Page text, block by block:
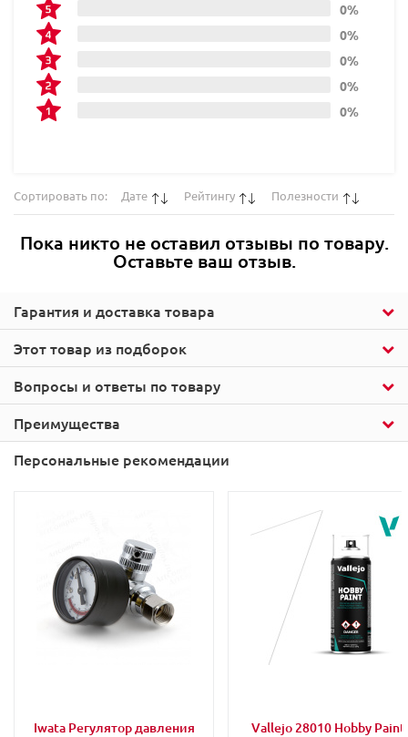
Этот товар из подборок
Гарантия и доставка товара
0%
0%
0%
0%
0%
Сортировать по: Дате Рейтингу Полезности
Пока никто не оставил отзывы по товару.
Оставьте ваш отзыв.
Вопросы и ответы по товару
Преимущества
Персональные рекомендации
Iwata Регулятор давления
Vallejo 28010 Hobby Paint